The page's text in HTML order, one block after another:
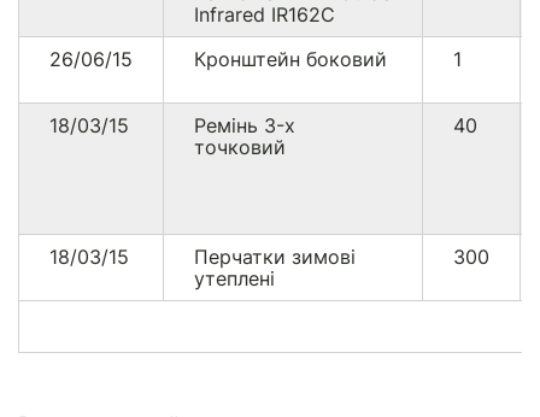
Infrared IR162С
26/06/15 Кронштейн боковий 1
18/03/15
Ремінь 3-х
точковий
40
18/03/15
Перчатки зимові
утеплені
300